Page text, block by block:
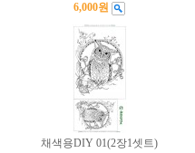
6,000원
채색용DIY 01(2장1셋트)